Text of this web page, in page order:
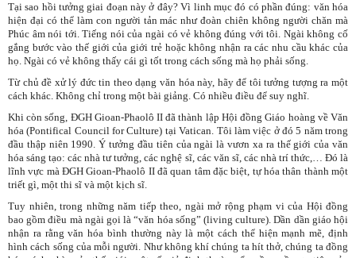
Tại sao hồi tưởng giai đoạn này ở đây? Vì linh mục đó có phần đúng: văn hóa
hiện đại có thể làm con người tản mác như đoàn chiên không người chăn mà
Phúc âm nói tới. Tiếng nói của ngài có vẻ không đúng với tôi. Ngài không cố
gắng bước vào thế giới của giới trẻ hoặc không nhận ra các nhu cầu khác của
họ. Ngài có vẻ không thấy cái gì tốt trong cách sống mà họ phải sống.
Từ chủ đề xử lý đức tin theo dạng văn hóa này, hãy để tôi tưởng tượng ra một
cách khác. Không chỉ trong một bài giảng. Có nhiều điều để suy nghĩ.
Khi còn sống, ĐGH Gioan-Phaolô II đã thành lập Hội đồng Giáo hoàng về Văn
hóa (Pontifical Council for Culture) tại Vatican. Tôi làm việc ở đó 5 năm trong
đầu thập niên 1990. Ý tưởng đầu tiên của ngài là vươn xa ra thế giới của văn
hóa sáng tạo: các nhà tư tưởng, các nghệ sĩ, các văn sĩ, các nhà trí thức,… Đó là
lĩnh vực mà ĐGH Gioan-Phaolô II đã quan tâm đặc biệt, tự hóa thân thành một
triết gì, một thi sĩ và một kịch sĩ.
Tuy nhiên, trong những năm tiếp theo, ngài mở rộng phạm vi của Hội đồng
bao gồm điều mà ngài gọi là “văn hóa sống” (living culture). Dần dần giáo hội
nhận ra rằng văn hóa bình thường này là một cách thể hiện mạnh mẽ, định
hình cách sống của mỗi người. Như không khí chúng ta hít thở, chúng ta đồng